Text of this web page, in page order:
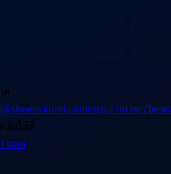
ด
http://m.me/
ต่อได้ที่